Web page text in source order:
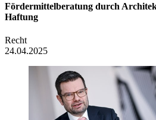
Fördermittel­beratung durch
Haftung
Recht
24.04.2025